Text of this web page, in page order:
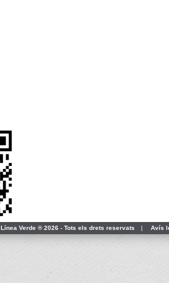
Línea Verde ® 2026 - Tots els drets reservats | Avís